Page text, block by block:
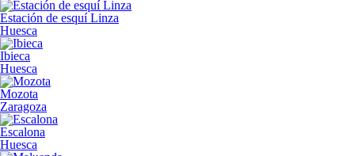
Estación de esquí Linza
Huesca
Ibieca
Huesca
Mozota
Zaragoza
Escalona
Huesca